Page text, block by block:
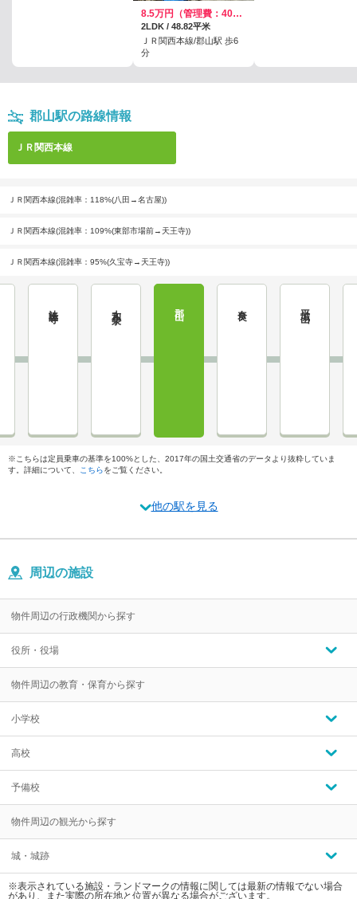
8.5万円（管理費：4000円）
2LDK / 48.82平米
ＪＲ関西本線/郡山駅 歩6
分
郡山駅の路線情報
ＪＲ関西本線
ＪＲ関西本線(混雑率：118%(八田→名古屋))
ＪＲ関西本線(混雑率：109%(東部市場前→天王寺))
ＪＲ関西本線(混雑率：95%(久宝寺→天王寺))
※こちらは定員乗車の基準を100%とした、2017年の国土交通省のデータより抜粋していま
す。詳細について、
こちらをご覧ください。
他の駅を見る
周辺の施設
物件周辺の行政機関から探す
役所・役場
物件周辺の教育・保育から探す
小学校
高校
予備校
物件周辺の観光から探す
城・城跡
※表示されている施設・ランドマークの情報に関しては最新の情報でない場合
があり、また実際の所在地と位置が異なる場合がございます。